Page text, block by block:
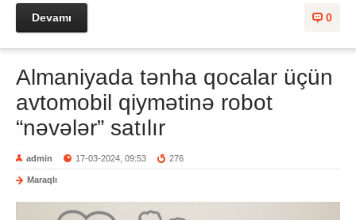
0
Devamı
Almaniyada tənha qocalar üçün
avtomobil qiymətinə robot
“nəvələr” satılır
admin 17-03-2024, 09:53 276
Maraqlı